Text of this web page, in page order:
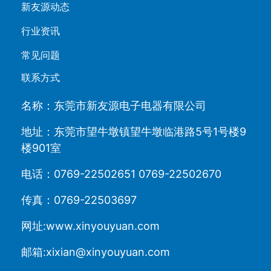
新友源动态
行业资讯
常见问题
联系方式
名称：东莞市新友源电子电器有限公司
地址：东莞市望牛墩镇望牛墩临港路5号1号楼9
楼901室
电话：0769-22502651 0769-22502670
传真：0769-22503697
网址:www.xinyouyuan.com
邮箱:xixian@xinyouyuan.com